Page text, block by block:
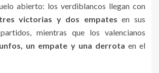
abierto: los verdiblancos llegan con
tres victorias y dos empates en sus
mientras que los valencianos
un empate y una derrota en el